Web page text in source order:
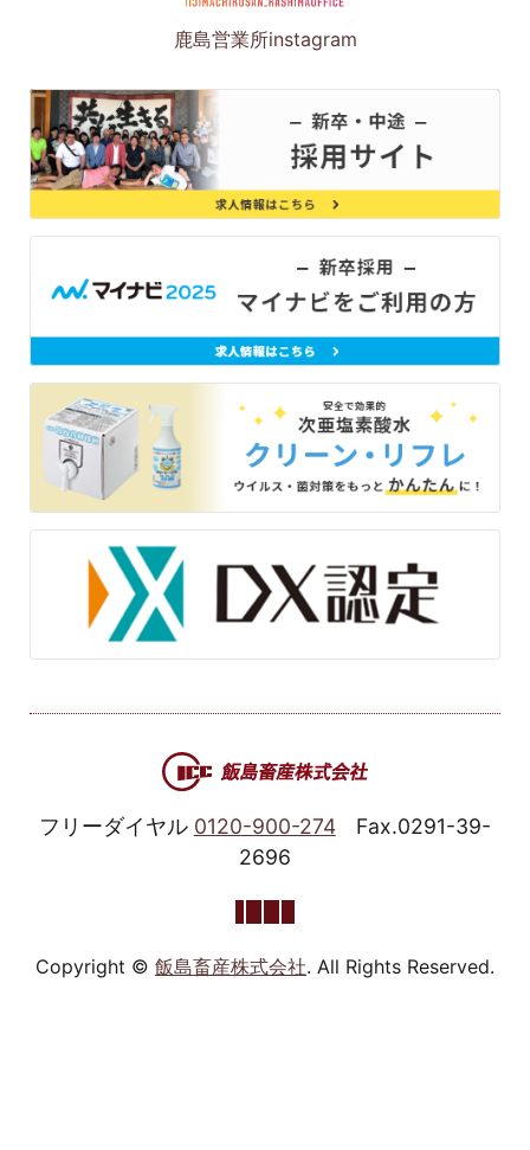
鹿島営業所instagram
フリーダイヤル 0120-900-274
Fax.0291-39-
2696
Copyright © 飯島畜産株式会社. All Rights Reserved.